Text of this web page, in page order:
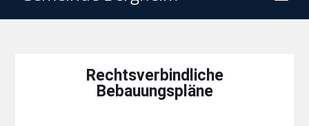
Rechtsverbindliche
Bebauungspläne